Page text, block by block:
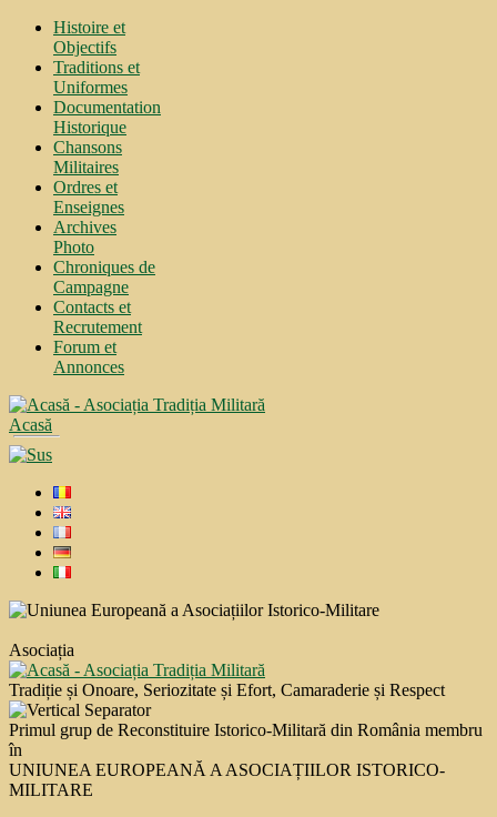
Histoire et
Objectifs
Traditions et
Uniformes
Documentation
Historique
Chansons
Militaires
Ordres et
Enseignes
Archives
Photo
Chroniques de
Campagne
Contacts et
Recrutement
Forum et
Annonces
Acasă
Asociația
Tradiție și Onoare, Seriozitate și Efort, Camaraderie și Respect
Primul grup de Reconstituire Istorico-Militară din România membru
în
UNIUNEA EUROPEANĂ A ASOCIAȚIILOR ISTORICO-
MILITARE